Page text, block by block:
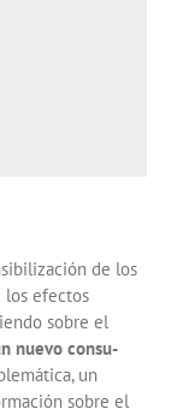
de los
los efectos
sobre el
nuevo consu­
un
sobre el